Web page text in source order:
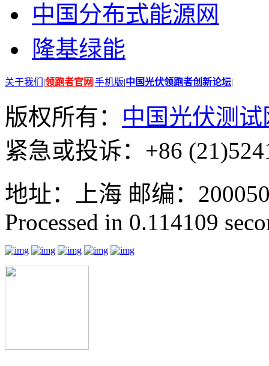
中国分布式能源网
隆基绿能
关于我们 |领跑者官网|手机版|中国光伏领跑者创新论坛|
版权所有： 中国光伏测试
紧急或投诉：+86
地址：上海 邮编：
Processed in 0.114109